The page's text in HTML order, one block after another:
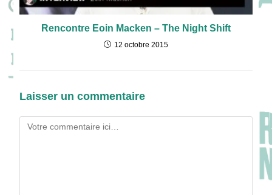
Rencontre Eoin Macken – The Night Shift
12 octobre 2015
Laisser un commentaire
Comment